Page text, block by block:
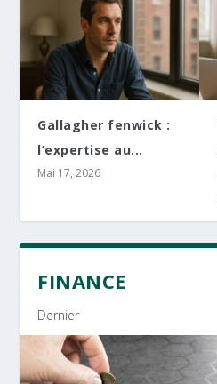
Gallagher fenwick :
l’expertise au...
Mai 17, 2026
FINANCE
Dernier